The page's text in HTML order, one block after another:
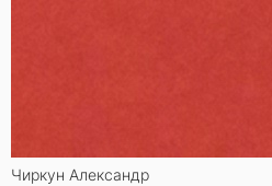
Чиркун Александр